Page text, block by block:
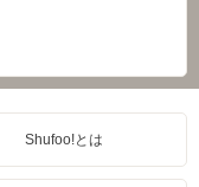
Shufoo!とは